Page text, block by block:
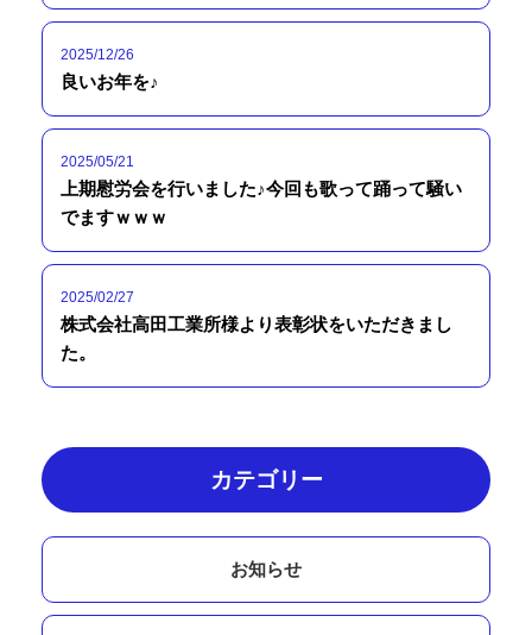
2025/12/26
良いお年を♪
2025/05/21
上期慰労会を行いました♪今回も歌って踊って騒い
でますｗｗｗ
2025/02/27
株式会社高田工業所様より表彰状をいただきまし
た。
カテゴリー
お知らせ